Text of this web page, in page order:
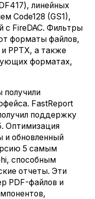
линейных
Code128 (GS1),
с FireDAC. Фильтры
форматы файлов,
PPTX, а также
форматах,
получили
FastReport
поддержку
Оптимизация
и обновленный
5 самым
способным
отчеты. Эти
PDF-файлов и